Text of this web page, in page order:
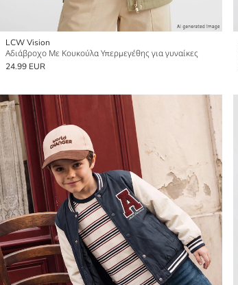
LCW Vision
Αδιάβροχο Με Κουκούλα Υπερμεγέθης για γυναίκες
24.99 EUR